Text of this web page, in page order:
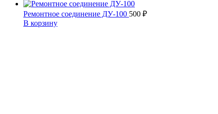
Ремонтное соединение ДУ-100 500 ₽
В корзину